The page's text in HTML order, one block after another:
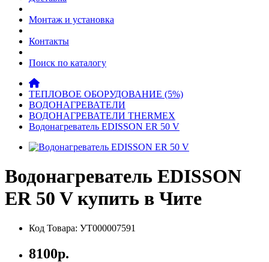
Монтаж и установка
Контакты
Поиск по каталогу
ТЕПЛОВОЕ ОБОРУДОВАНИЕ (5%)
ВОДОНАГРЕВАТЕЛИ
ВОДОНАГРЕВАТЕЛИ THERMEX
Водонагреватель EDISSON ER 50 V
Водонагреватель EDISSON
ER 50 V купить в Чите
Код Товара: УТ000007591
8100р.